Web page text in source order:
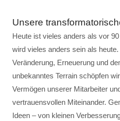
Unsere
Heute ist vieles anders als vor
wird vieles anders sein als
Veränderung, Erneuerung und
unbekanntes Terrain schöpfen
Vermögen unserer Mitarbeiter
vertrauensvollen Miteinander.
Ideen – von kleinen